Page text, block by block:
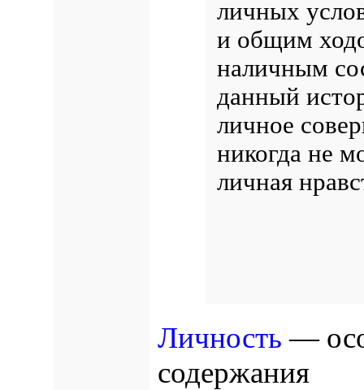
личных
и общим
наличным
данный
личное
никогда не
личная
Личность —
содержания